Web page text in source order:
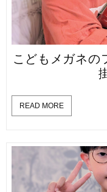
こどもメガネ
READ MORE